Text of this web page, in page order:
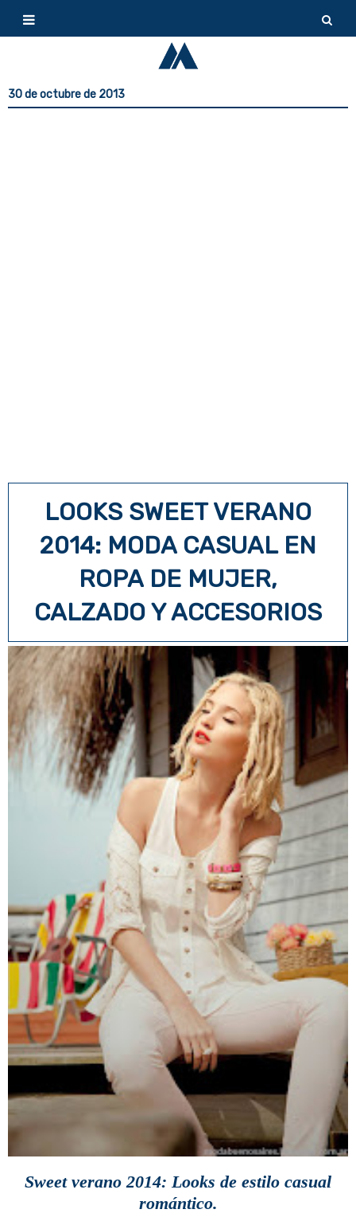
30 de octubre de 2013
LOOKS SWEET VERANO
2014: MODA CASUAL EN
ROPA DE MUJER,
CALZADO Y ACCESORIOS
Sweet verano 2014: Looks de estilo casual
romántico.